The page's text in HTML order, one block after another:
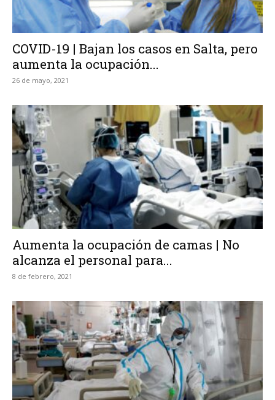
COVID-19 | Bajan los casos en Salta, pero
aumenta la ocupación...
26 de mayo, 2021
Aumenta la ocupación de camas | No
alcanza el personal para...
8 de febrero, 2021